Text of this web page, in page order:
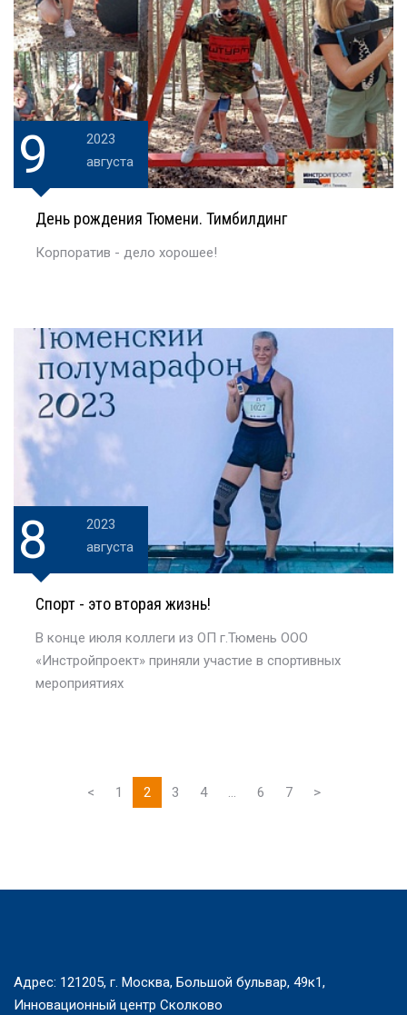
9
2023
августа
День рождения Тюмени. Тимбилдинг
Корпоратив - дело хорошее!
8
2023
августа
Спорт - это вторая жизнь!
В конце июля коллеги из ОП г.Тюмень ООО
«Инстройпроект» приняли участие в спортивных
мероприятиях
< 1 2 3 4 6 7 >
Адрес: 121205, г. Москва, Большой бульвар, 49к1,
Инновационный центр Сколково